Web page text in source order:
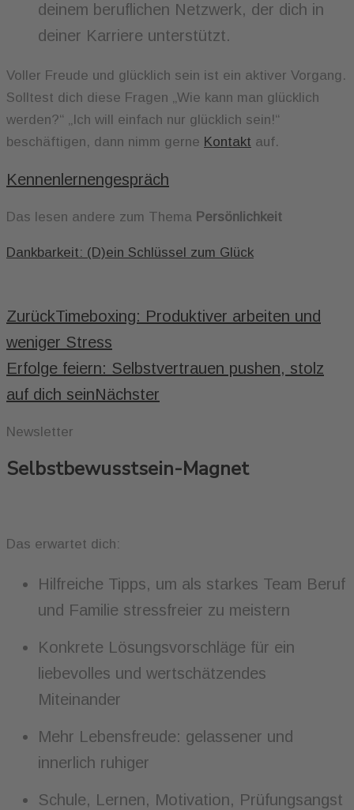
deinem beruflichen Netzwerk, der dich in
deiner Karriere unterstützt.
Voller Freude und glücklich sein ist ein aktiver Vorgang.
Solltest dich diese Fragen „Wie kann man glücklich
werden?“ „Ich will einfach nur glücklich sein!“
beschäftigen, dann nimm gerne Kontakt auf.
Kennenlernengespräch
Das lesen andere zum Thema Persönlichkeit
Dankbarkeit: (D)ein Schlüssel zum Glück
ZurückTimeboxing: Produktiver arbeiten und
weniger Stress
Erfolge feiern: Selbstvertrauen pushen, stolz
auf dich seinNächster
Newsletter
Selbstbewusstsein-Magnet
Das erwartet dich:
Hilfreiche Tipps, um als starkes Team Beruf
und Familie stressfreier zu meistern
Konkrete Lösungsvorschläge für ein
liebevolles und wertschätzendes
Miteinander
Mehr Lebensfreude: gelassener und
innerlich ruhiger
Schule, Lernen, Motivation, Prüfungsangst